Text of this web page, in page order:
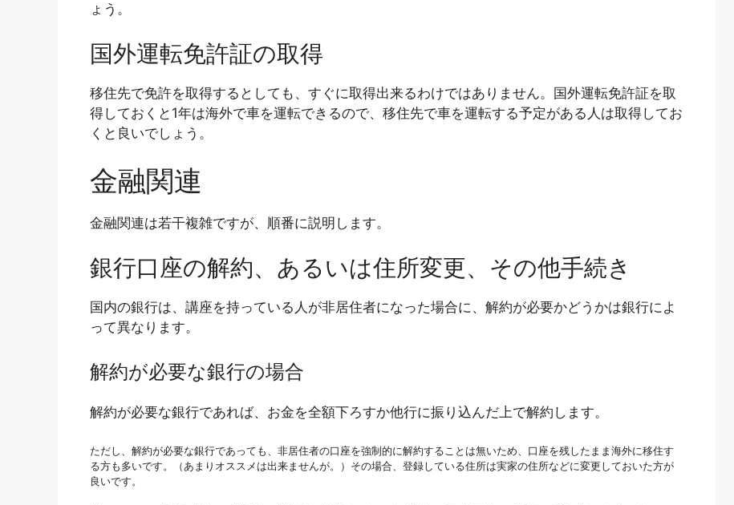
ょう。
国外運転免許証の取得
移住先で免許を取得するとしても、すぐに取得出来るわけではありません。国外運転免許証を取
得しておくと1年は海外で車を運転できるので、移住先で車を運転する予定がある人は取得してお
くと良いでしょう。
金融関連
金融関連は若干複雑ですが、順番に説明します。
銀行口座の解約、あるいは住所変更、その他手続き
国内の銀行は、講座を持っている人が非居住者になった場合に、解約が必要かどうかは銀行によ
って異なります。
解約が必要な銀行の場合
解約が必要な銀行であれば、お金を全額下ろすか他行に振り込んだ上で解約します。
ただし、解約が必要な銀行であっても、非居住者の口座を強制的に解約することは無いため、口座を残したまま海外に移住す
る方も多いです。（あまりオススメは出来ませんが。）その場合、登録している住所は実家の住所などに変更しておいた方が
良いです。